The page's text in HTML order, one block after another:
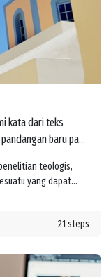
kata dari teks
baru pada
teologis,
yang dapat
21 steps